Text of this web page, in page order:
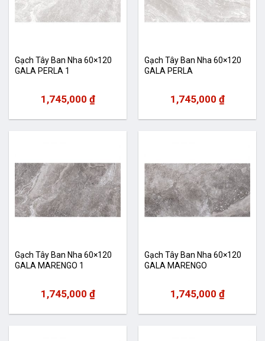
Gạch Tây Ban Nha 60×120
GALA PERLA 1
1,745,000 ₫
Gạch Tây Ban Nha 60×120
GALA PERLA
1,745,000 ₫
Gạch Tây Ban Nha 60×120
GALA MARENGO 1
1,745,000 ₫
Gạch Tây Ban Nha 60×120
GALA MARENGO
1,745,000 ₫